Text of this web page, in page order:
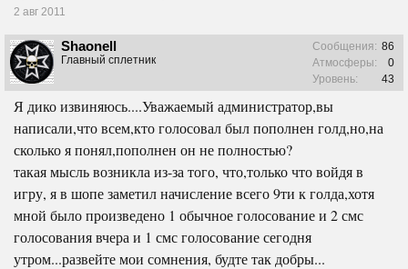
2 авг 2011
Shaonell
Главный сплетник
Сообщения: 86
Атмосферы:
0
Уровень:
43
Я дико извиняюсь....Уважаемый администратор,вы
написали,что всем,кто голосовал был пополнен голд,но,на
сколько я понял,пополнен он не полностью?
такая мысль возникла из-за того, что,только что войдя в
игру, я в шопе заметил начисление всего 9ти к голда,хотя
мной было произведено 1 обычное голосование и 2 смс
голосования вчера и 1 смс голосование сегодня
утром...развейте мои сомнения, будте так добры...